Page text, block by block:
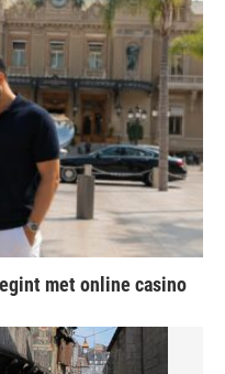
met online casino